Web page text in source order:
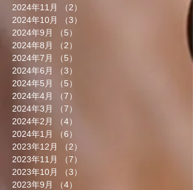
2024年11月
（2）
2024年10月
（3）
2024年9月
（5）
2024年8月
（2）
2024年7月
（5）
2024年6月
（3）
2024年5月
（5）
2024年4月
（7）
2024年3月
（7）
2024年2月
（4）
2024年1月
（6）
2023年12月
（2）
2023年11月
（7）
2023年10月
（3）
2023年9月
（4）